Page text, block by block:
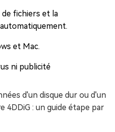
fichiers et la
et Mac.
ni publicité
d'un disque dur ou d'un
4DDiG : un guide étape par